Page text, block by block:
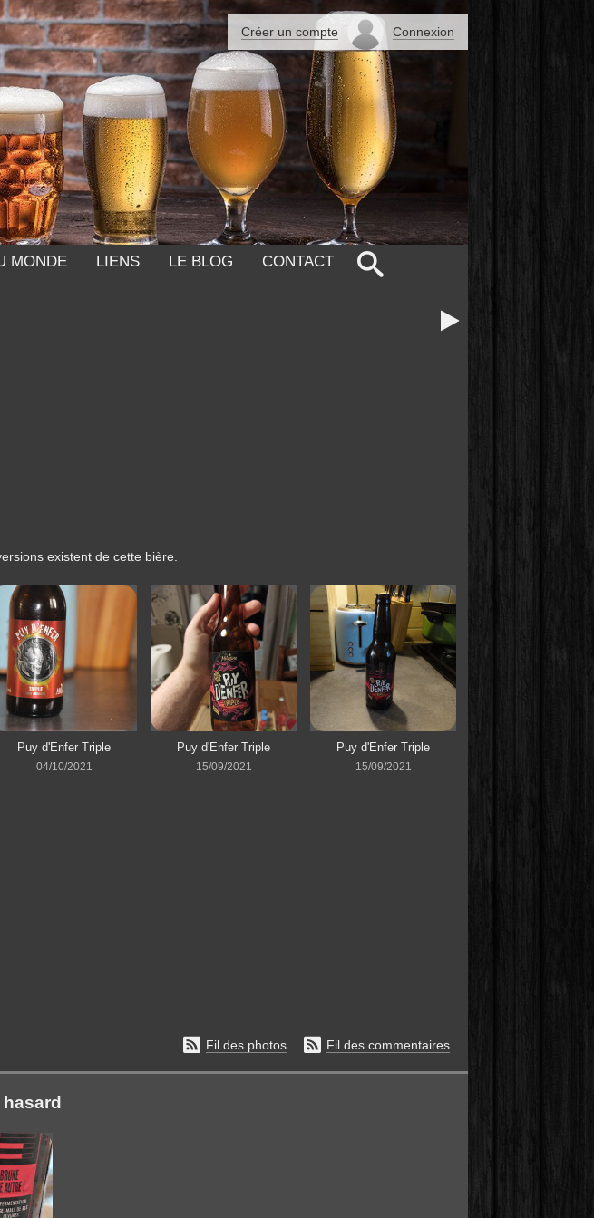
Créer un compte Connexion
MONDE LIENS LE BLOG CONTACT

existent de cette bière.
Puy d'Enfer Triple
04/10/2021
Puy d'Enfer Triple
15/09/2021
Puy d'Enfer Triple
15/09/2021
 Fil des photos  Fil des commentaires
hasard